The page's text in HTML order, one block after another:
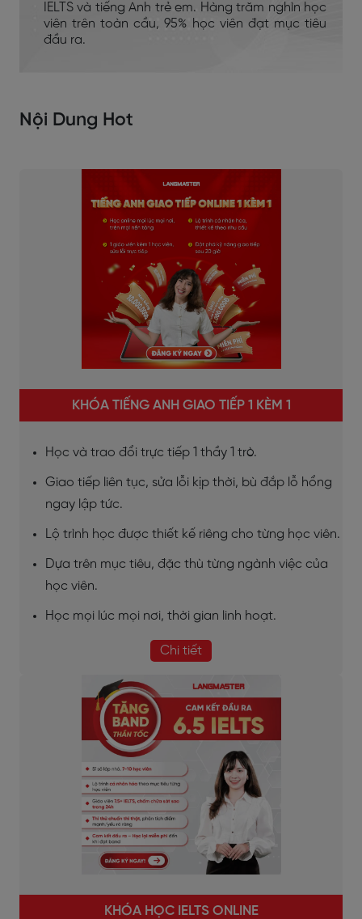
IELTS và tiếng Anh trẻ em. Hàng trăm nghìn học
viên trên toàn cầu, 95% học viên đạt mục tiêu
đầu ra.
Nội Dung Hot
KHÓA TIẾNG ANH GIAO TIẾP 1 KÈM 1
Học và trao đổi trực tiếp 1 thầy 1 trò.
Giao tiếp liên tục, sửa lỗi kịp thời, bù đắp lỗ hổng
ngay lập tức.
Lộ trình học được thiết kế riêng cho từng học viên.
Dựa trên mục tiêu, đặc thù từng ngành việc của
học viên.
Học mọi lúc mọi nơi, thời gian linh hoạt.
Chi tiết
KHÓA HỌC IELTS ONLINE